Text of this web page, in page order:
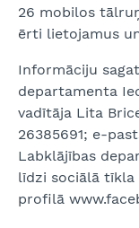
26 mobilos
ērti lietojamus
Informāciju
departamenta
vadītāja Lita
26385691; e-
Labklājības
līdzi sociālā tīkla
profilā